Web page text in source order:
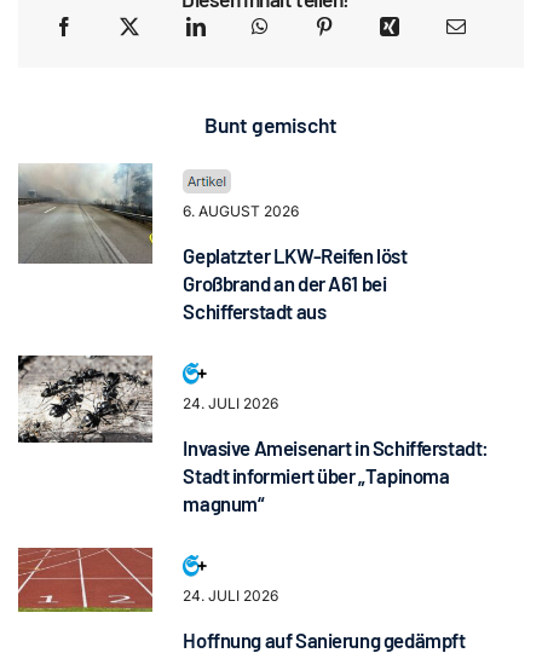
Bunt gemischt
6. AUGUST 2026
Geplatzter LKW-Reifen löst
Großbrand an der A61 bei
Schifferstadt aus
24. JULI 2026
Invasive Ameisenart in Schifferstadt:
Stadt informiert über „Tapinoma
magnum“
24. JULI 2026
Hoffnung auf Sanierung gedämpft